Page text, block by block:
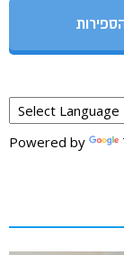
Powered by